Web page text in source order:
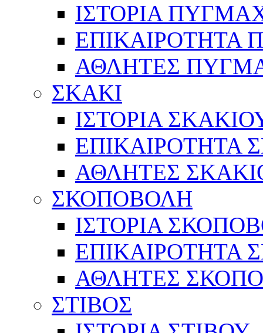
ΙΣΤΟΡΙΑ
ΕΠΙΚΑΙΡΟΤΗΤΑ
ΑΘΛΗΤΕΣ
ΣΚΑΚΙ
ΙΣΤΟΡΙΑ
ΕΠΙΚΑΙΡΟΤΗΤΑ
ΑΘΛΗΤΕΣ
ΣΚΟΠΟΒΟΛΗ
ΙΣΤΟΡΙΑ
ΕΠΙΚΑΙΡΟΤΗΤΑ
ΑΘΛΗΤΕΣ
ΣΤΙΒΟΣ